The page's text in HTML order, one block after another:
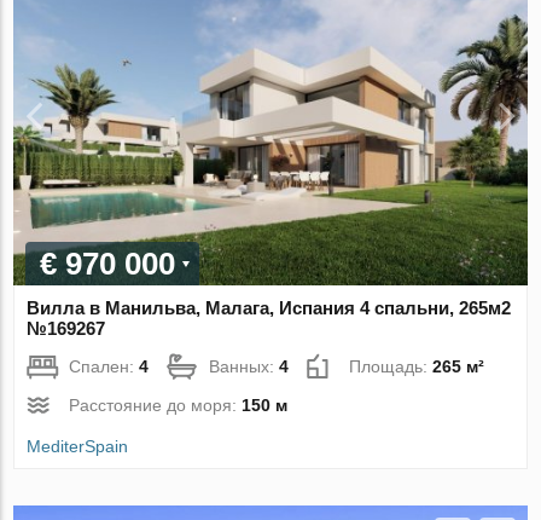
€ 970 000
Вилла в Манильва, Малага, Испания 4 спальни, 265м2
№169267
Спален:4 Ванных:4 Площадь:265 м²
Расстояние до моря:150 м
MediterSpain